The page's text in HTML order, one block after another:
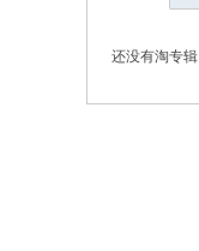
还没有淘专